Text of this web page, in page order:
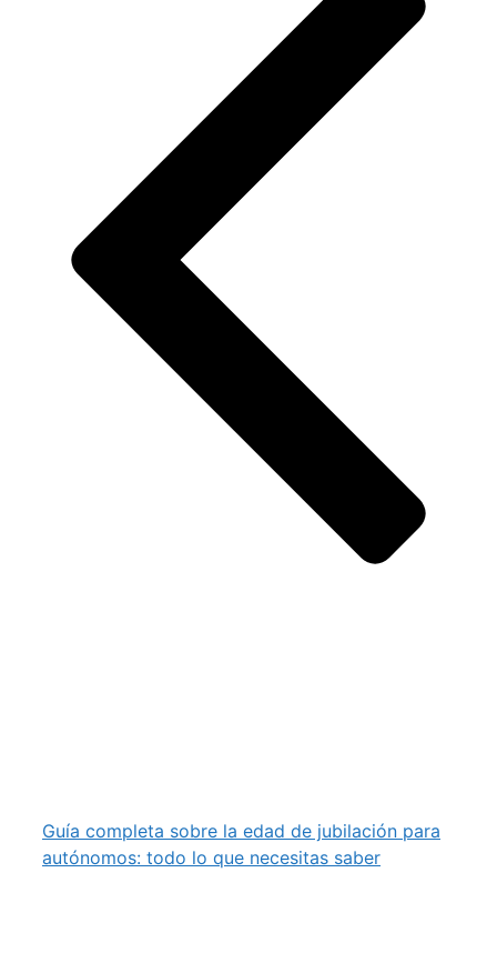
Guía completa sobre la edad de jubilación para
autónomos: todo lo que necesitas saber